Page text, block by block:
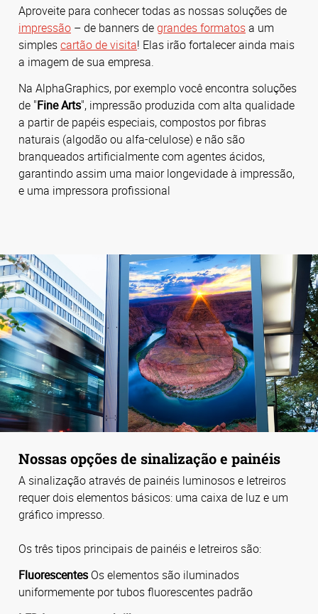
Aproveite para conhecer todas as nossas soluções de
impressão – de banners degrandes formatosa um
simplescartão de visita! Elas irão fortalecer ainda mais
a imagem de sua empresa.
Na AlphaGraphics, por exemplo você encontra soluções
de "Fine Arts", impressão produzida com alta qualidade
a partir de papéis especiais, compostos por fibras
naturais (algodão ou alfa-celulose) e não são
branqueados artificialmente com agentes ácidos,
garantindo assim uma maior longevidade à impressão,
e uma impressora profissional
Nossas opções de sinalização e painéis
A sinalização através de painéis luminosos e letreiros
requer dois elementos básicos: uma caixa de luz e um
gráfico impresso.
Os três tipos principais de painéis e letreiros são:
Fluorescentes Os elementos são iluminados
uniformemente por tubos fluorescentes padrão